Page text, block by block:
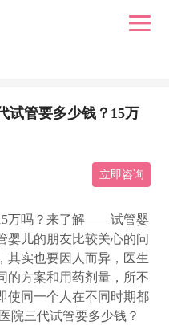
试管要多少钱？15万
立即咨询
万吗？来了解——试管婴
婴儿的朋友比较关心的问
其实也要因人而异，医生
的方案和用药剂量，所不
使同一个人在不同时期都
院三代试管要多少钱？